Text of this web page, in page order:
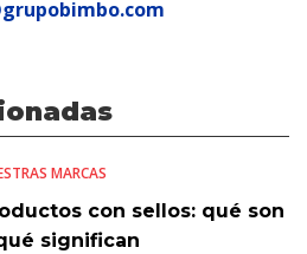
MARCAS
con sellos: qué son
significan